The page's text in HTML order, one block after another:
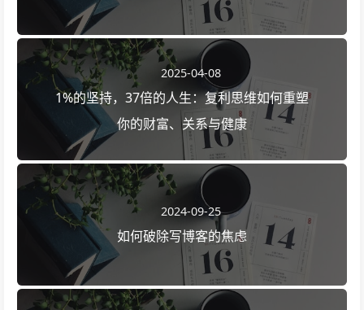
2025-04-08
1%的坚持，37倍的人生：复利思维如何重塑
你的财富、关系与健康
2024-09-25
如何破除写博客的焦虑